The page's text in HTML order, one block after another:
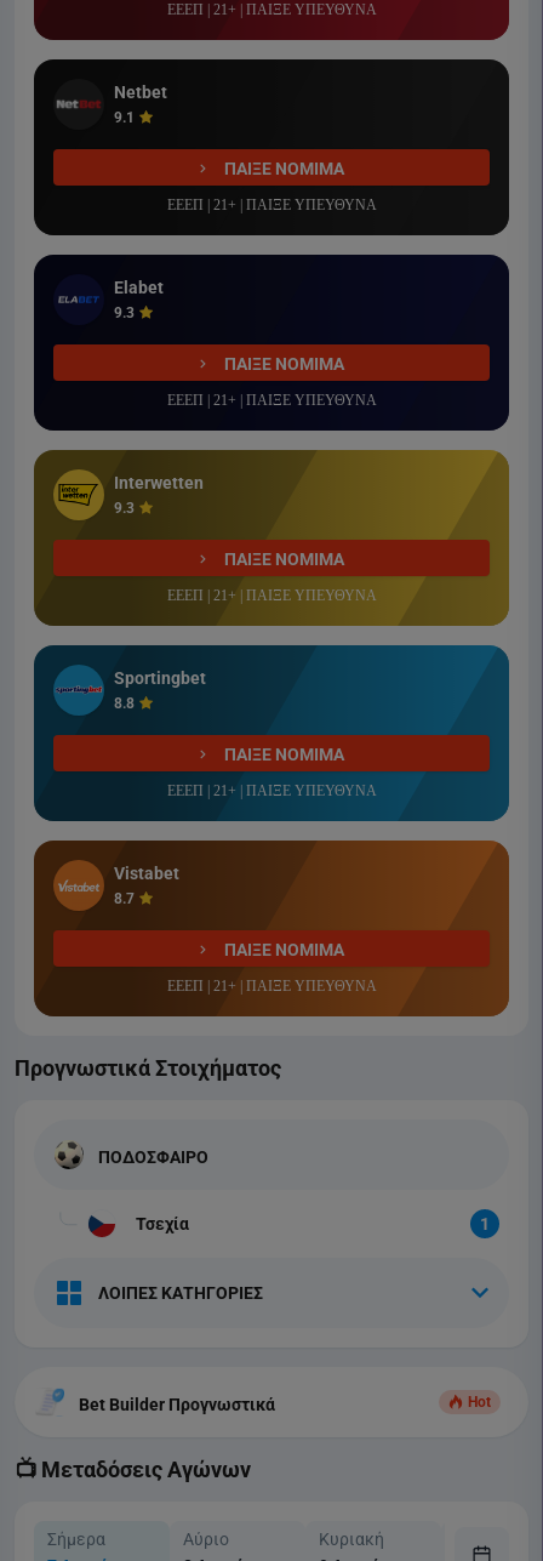
ΕΕΕΠ | 21+ | ΠΑΙΞΕ ΥΠΕΥΘΥΝΑ
Netbet
9.1
ΠΑΙΞΕ ΝΟΜΙΜΑ
ΕΕΕΠ | 21+ | ΠΑΙΞΕ ΥΠΕΥΘΥΝΑ
Elabet
9.3
ΠΑΙΞΕ ΝΟΜΙΜΑ
ΕΕΕΠ | 21+ | ΠΑΙΞΕ ΥΠΕΥΘΥΝΑ
Interwetten
9.3
ΠΑΙΞΕ ΝΟΜΙΜΑ
ΕΕΕΠ | 21+ | ΠΑΙΞΕ ΥΠΕΥΘΥΝΑ
Sportingbet
8.8
ΠΑΙΞΕ ΝΟΜΙΜΑ
ΕΕΕΠ | 21+ | ΠΑΙΞΕ ΥΠΕΥΘΥΝΑ
Vistabet
8.7
ΠΑΙΞΕ ΝΟΜΙΜΑ
ΕΕΕΠ | 21+ | ΠΑΙΞΕ ΥΠΕΥΘΥΝΑ
Προγνωστικά Στοιχήματος
ΠΟΔΟΣΦΑΙΡΟ
Τσεχία 1
ΛΟΙΠΕΣ ΚΑΤΗΓΟΡΙΕΣ
Bet Builder Προγνωστικά Hot
📺 Μεταδόσεις Αγώνων
Σήμερα
Αύριο
Κυριακή